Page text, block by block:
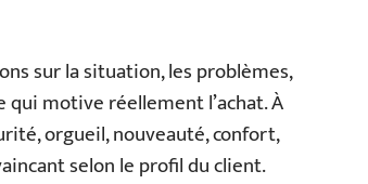
sur la situation, les problèmes,
motive réellement l’achat. À
orgueil, nouveauté, confort,
selon le profil du client.